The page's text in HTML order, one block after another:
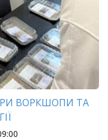
ВОРКШОПИ ТА